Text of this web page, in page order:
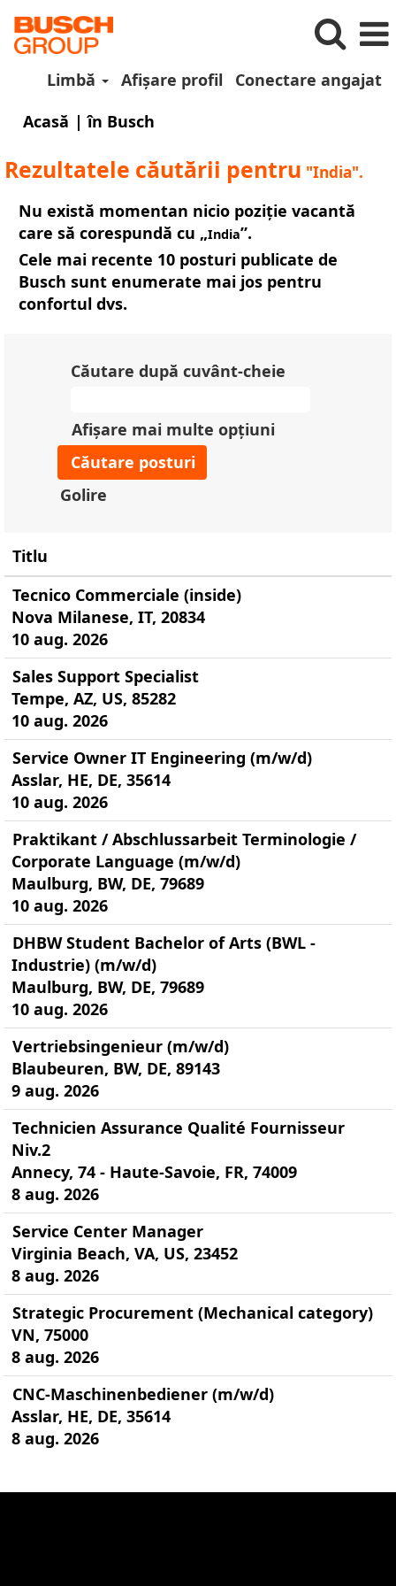
Limbă Afișare profil
Conectare angajat
Acasă | în Busch
Rezultatele căutării pentru "India".
Nu există momentan nicio poziție vacantă
care să corespundă cu „India”.
Cele mai recente 10 posturi publicate de
Busch sunt enumerate mai jos pentru
confortul dvs.
Căutare după cuvânt-cheie
Afișare mai multe opțiuni
Golire
Titlu
Tecnico Commerciale (inside)
Nova Milanese, IT, 20834
10 aug. 2026
Sales Support Specialist
Tempe, AZ, US, 85282
10 aug. 2026
Service Owner IT Engineering (m/w/d)
Asslar, HE, DE, 35614
10 aug. 2026
Praktikant / Abschlussarbeit Terminologie /
Corporate Language (m/w/d)
Maulburg, BW, DE, 79689
10 aug. 2026
DHBW Student Bachelor of Arts (BWL -
Industrie) (m/w/d)
Maulburg, BW, DE, 79689
10 aug. 2026
Vertriebsingenieur (m/w/d)
Blaubeuren, BW, DE, 89143
9 aug. 2026
Technicien Assurance Qualité Fournisseur
Niv.2
Annecy, 74 - Haute-Savoie, FR, 74009
8 aug. 2026
Service Center Manager
Virginia Beach, VA, US, 23452
8 aug. 2026
Strategic Procurement (Mechanical category)
VN, 75000
8 aug. 2026
CNC-Maschinenbediener (m/w/d)
Asslar, HE, DE, 35614
8 aug. 2026